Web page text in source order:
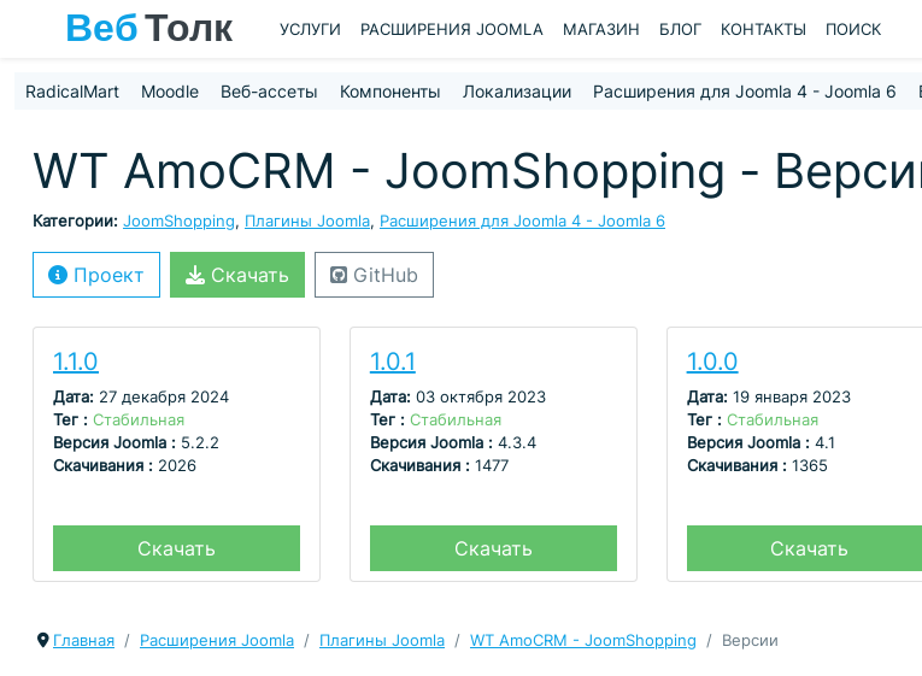
УСЛУГИ РАСШИРЕНИЯ JOOMLA МАГАЗИН БЛОГ КОНТАКТЫ ПОИСК
RadicalMart Moodle Веб-ассеты Компоненты Локализации Расширения для Joomla 4 - Joomla 6
WT AmoCRM - JoomShopping -
Категории: JoomShopping, Плагины Joomla, Расширения для Joomla 4 - Joomla 6
Проект Скачать GitHub
1.1.0
Дата: 27 декабря 2024
Тег : Стабильная
Версия Joomla : 5.2.2
Скачивания : 2026
Скачать
1.0.1
Дата: 03 октября 2023
Тег : Стабильная
Версия Joomla : 4.3.4
Скачивания : 1477
Скачать
1.0.0
Дата: 19 января 2023
Тег : Стабильная
Версия Joomla : 4.1
Скачивания : 1365
Скачать
Главная Расширения Joomla Плагины Joomla WT AmoCRM - JoomShopping Версии